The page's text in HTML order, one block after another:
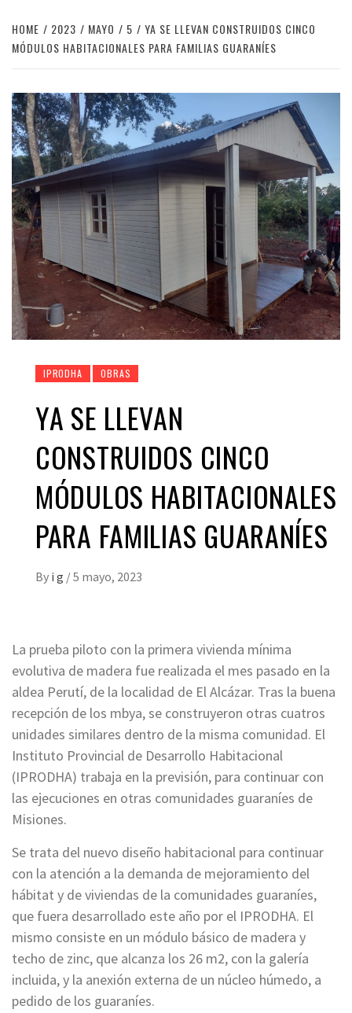
HOME 2023 MAYO 5
YA SE LLEVAN CONSTRUIDOS CINCO
MÓDULOS HABITACIONALES PARA FAMILIAS GUARANÍES
IPRODHA OBRAS
YA SE LLEVAN
CONSTRUIDOS CINCO
MÓDULOS HABITACIONALES
PARA FAMILIAS GUARANÍES
By i g /5 mayo, 2023
La prueba piloto con la primera vivienda mínima
evolutiva de madera fue realizada el mes pasado en la
aldea Perutí, de la localidad de El Alcázar. Tras la buena
recepción de los mbya, se construyeron otras cuatros
unidades similares dentro de la misma comunidad. El
Instituto Provincial de Desarrollo Habitacional
(IPRODHA) trabaja en la previsión, para continuar con
las ejecuciones en otras comunidades guaraníes de
Misiones.
Se trata del nuevo diseño habitacional para continuar
con la atención a la demanda de mejoramiento del
hábitat y de viviendas de la comunidades guaraníes,
que fuera desarrollado este año por el IPRODHA. El
mismo consiste en un módulo básico de madera y
techo de zinc, que alcanza los 26 m2, con la galería
incluida, y la anexión externa de un núcleo húmedo, a
pedido de los guaraníes.